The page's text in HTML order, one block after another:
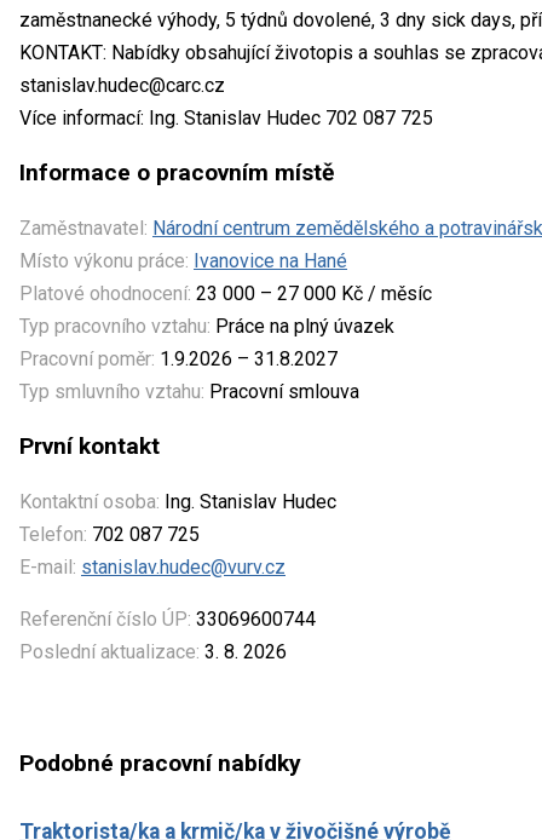
zaměstnanecké výhody, 5 týdnů dovolené, 3 dny sick days,
KONTAKT: Nabídky obsahující životopis a souhlas se
stanislav.hudec@carc.cz
Více informací: Ing. Stanislav Hudec 702 087 725
Informace o pracovním místě
Zaměstnavatel: Národní centrum zemědělského a
Místo výkonu práce: Ivanovice na Hané
Platové ohodnocení: 23 000 – 27 000 Kč / měsíc
Typ pracovního vztahu: Práce na plný úvazek
Pracovní poměr: 1.9.2026 – 31.8.2027
Typ smluvního vztahu: Pracovní smlouva
První kontakt
Kontaktní osoba: Ing. Stanislav Hudec
Telefon: 702 087 725
E-mail: stanislav.hudec@vurv.cz
Referenční číslo ÚP: 33069600744
Poslední aktualizace: 3. 8. 2026
Podobné pracovní nabídky
Traktorista/ka a krmič/ka v živočišné výrobě